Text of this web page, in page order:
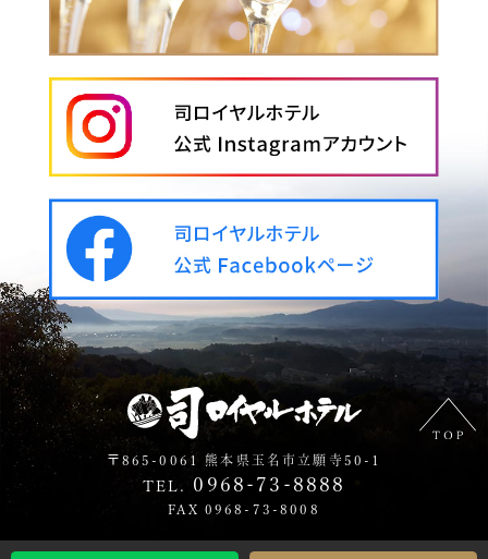
〒865-0061 熊本県玉名市立願寺50-1
TEL. 0968-73-8888
FAX 0968-73-8008